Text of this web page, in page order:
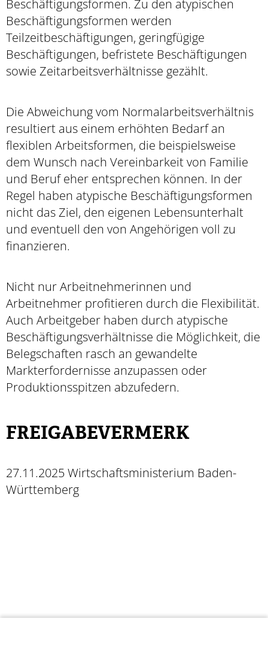
Beschäftigungsformen. Zu den atypischen
Beschäftigungsformen werden
Teilzeitbeschäftigungen, geringfügige
Beschäftigungen, befristete Beschäftigungen
sowie Zeitarbeitsverhältnisse gezählt.
Die Abweichung vom Normalarbeitsverhältnis
resultiert aus einem erhöhten Bedarf an
flexiblen Arbeitsformen, die beispielsweise
dem Wunsch nach Vereinbarkeit von Familie
und Beruf eher entsprechen können. In der
Regel haben atypische Beschäftigungsformen
nicht das Ziel, den eigenen Lebensunterhalt
und eventuell den von Angehörigen voll zu
finanzieren.
Nicht nur Arbeitnehmerinnen und
Arbeitnehmer profitieren durch die Flexibilität.
Auch Arbeitgeber haben durch atypische
Beschäftigungsverhältnisse die Möglichkeit, die
Belegschaften rasch an gewandelte
Markterfordernisse anzupassen oder
Produktionsspitzen abzufedern.
FREIGABEVERMERK
27.11.2025Wirtschaftsministerium Baden-
Württemberg